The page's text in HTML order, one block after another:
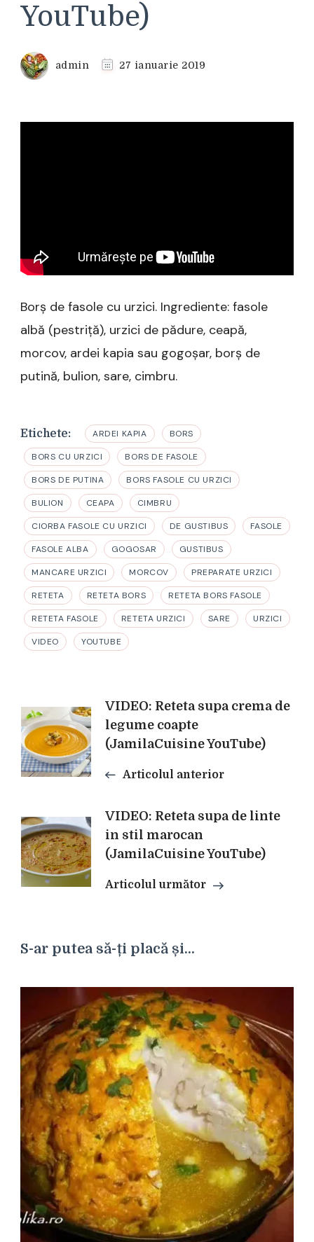
YouTube)
admin 27 ianuarie 2019
Borș de fasole cu urzici. Ingrediente: fasole
albă (pestriță), urzici de pădure, ceapă,
morcov, ardei kapia sau gogoșar, borș de
putină, bulion, sare, cimbru.
Etichete: ARDEI KAPIA BORS
BORS CU URZICI BORS DE FASOLE
BORS DE PUTINA BORS FASOLE CU URZICI
BULION CEAPA CIMBRU
CIORBA FASOLE CU URZICI DE GUSTIBUS FASOLE
FASOLE ALBA GOGOSAR GUSTIBUS
MANCARE URZICI MORCOV PREPARATE URZICI
RETETA RETETA BORS RETETA BORS FASOLE
RETETA FASOLE RETETA URZICI SARE URZICI
VIDEO YOUTUBE
Navigare
în
articole
VIDEO: Reteta supa crema de
legume coapte
(JamilaCuisine YouTube)
Articolul anterior
VIDEO: Reteta supa de linte
in stil marocan
(JamilaCuisine YouTube)
Articolul următor
S-ar putea să-ți placă și...